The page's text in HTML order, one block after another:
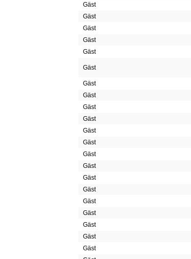
Gäst
Gäst
Gäst
Gäst
Gäst
Gäst
Gäst
Gäst
Gäst
Gäst
Gäst
Gäst
Gäst
Gäst
Gäst
Gäst
Gäst
Gäst
Gäst
Gäst
Gäst